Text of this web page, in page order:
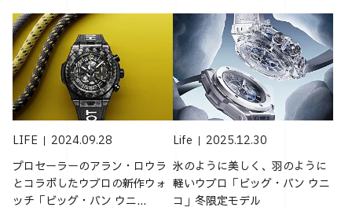
LIFE 2024.09.28
プロセーラーのアラン・ロウラ
とコラボしたウブロの新作ウォ
ッチ「ビッグ・バン ウニ...
Life 2025.12.30
氷のように美しく、羽のように
軽いウブロ「ビッグ・バン ウニ
コ」冬限定モデル